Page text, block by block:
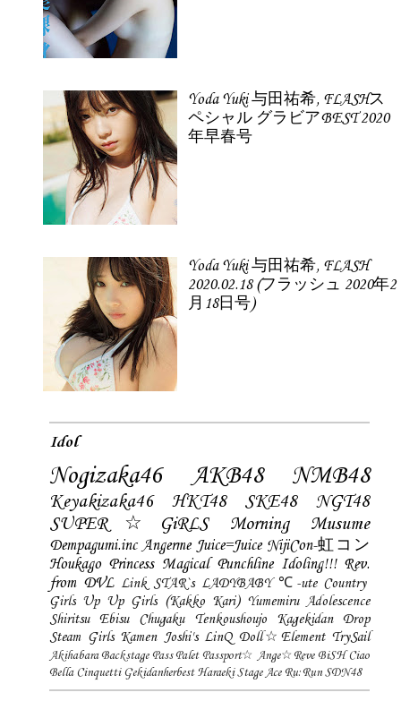
Yoda Yuki 与田祐希, FLASHス
ペシャル グラビアBEST 2020
年早春号
Yoda Yuki 与田祐希, FLASH
2020.02.18 (フラッシュ 2020年2
月18日号)
Idol
Nogizaka46 AKB48 NMB48
Keyakizaka46 HKT48 SKE48
NGT48
SUPER☆GiRLS
Morning Musume
Dempagumi.inc Angerme Juice=Juice NijiCon-虹コン
Houkago Princess Magical Punchline Idoling!!! Rev.
from DVL Link STAR`s LADYBABY ℃-ute Country
Girls Up Up Girls (Kakko Kari) Yumemiru Adolescence
Shiritsu Ebisu Chugaku
Tenkoushoujo Kagekidan
Drop
Steam Girls Kamen Joshi's LinQ Doll☆Element TrySail
Akihabara Backstage Pass Palet Passport☆ Ange☆Reve BiSH Ciao
Bella Cinquetti Gekidanherbest Haraeki Stage Ace Ru:Run SDN48